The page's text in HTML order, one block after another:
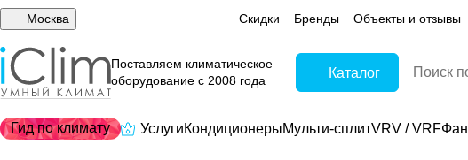
Москва Скидки Бренды Объекты и отзывы
Поставляем климатическое
оборудование с 2008 года
Каталог
Гид по климату УслугиКондиционерыМульти-сплитVRV / VRF